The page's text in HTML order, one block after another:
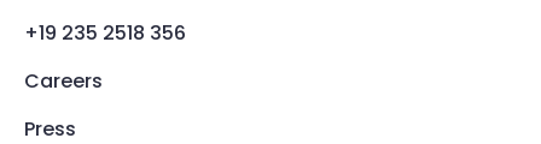
+19 235 2518 356
Careers
Press